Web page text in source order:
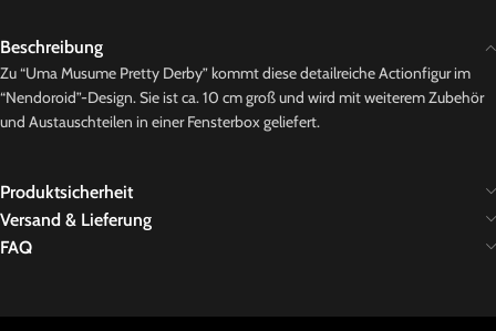
Beschreibung
Zu “Uma Musume Pretty Derby” kommt diese detailreiche Actionfigur im
“Nendoroid”-Design. Sie ist ca. 10 cm groß und wird mit weiterem Zubehör
und Austauschteilen in einer Fensterbox geliefert.
Produktsicherheit
Versand & Lieferung
FAQ